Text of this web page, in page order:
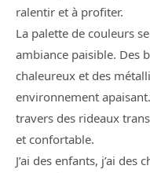
ralentir et à profiter.
La palette de couleurs
ambiance paisible. Des
chaleureux et des
environnement
travers des rideaux
et confortable.
J’ai des enfants, j’ai des